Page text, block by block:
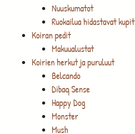
Nuuskumatot
Ruokailua hidastavat kupit
Koiran pedit
Makuualustat
Koirien herkut ja puruluut
Belcando
Dibaq Sense
Happy Dog
Monster
Mush